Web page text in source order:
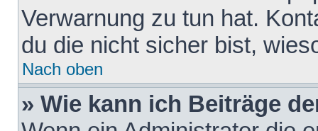
Verwarnung zu tun hat.
du die nicht sicher bist,
Nach oben
» Wie kann ich Beiträge